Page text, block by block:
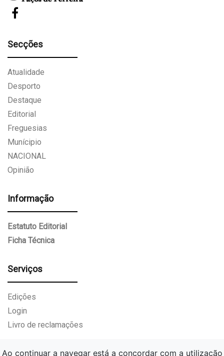
Secções
Atualidade
Desporto
Destaque
Editorial
Freguesias
Munícipio
NACIONAL
Opinião
Informação
Estatuto Editorial
Ficha Técnica
Serviços
Edições
Login
Livro de reclamações
Ao continuar a navegar está a concordar com a utilização